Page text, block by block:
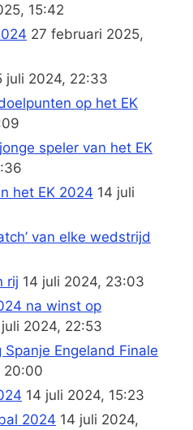
15:42
27 februari 2025,
juli 2024, 22:33
op het EK
speler van het EK
het EK 2024 14 juli
van elke wedstrijd
rij 14 juli 2024, 23:03
na winst op
juli 2024, 22:53
Engeland Finale
20:00
14 juli 2024, 15:23
2024 14 juli 2024,